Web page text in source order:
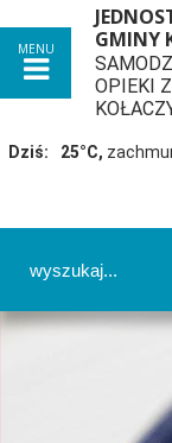
MENU
GMINY
OPIEKI
Dziś: 25°C,
Panel